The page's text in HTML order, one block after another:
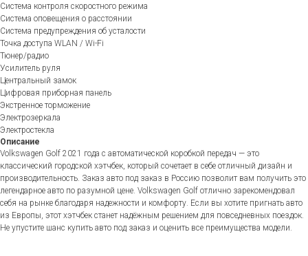
Система контроля скоростного режима
Система оповещения о расстоянии
Система предупреждения об усталости
Точка доступа WLAN / Wi-Fi
Тюнер/радио
Усилитель руля
Центральный замок
Цифровая приборная панель
Экстренное торможение
Электрозеркала
Электростекла
Описание
Volkswagen Golf 2021 года с автоматической коробкой передач — это
классический городской хэтчбек, который сочетает в себе отличный дизайн и
производительность. Заказ авто под заказ в Россию позволит вам получить это
легендарное авто по разумной цене. Volkswagen Golf отлично зарекомендовал
себя на рынке благодаря надежности и комфорту. Если вы хотите пригнать авто
из Европы, этот хэтчбек станет надёжным решением для повседневных поездок.
Не упустите шанс купить авто под заказ и оценить все преимущества модели.